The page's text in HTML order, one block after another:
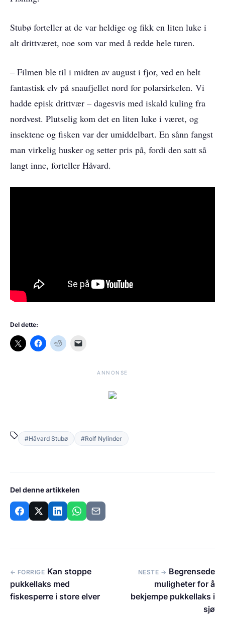
Stubø forteller at de var heldige og fikk en liten luke i
alt drittværet, noe som var med å redde hele turen.
– Filmen ble til i midten av august i fjor, ved en helt
fantastisk elv på snaufjellet nord for polarsirkelen. Vi
hadde episk drittvær – dagesvis med iskald kuling fra
nordvest. Plutselig kom det en liten luke i været, og
insektene og fisken var der umiddelbart. En sånn fangst
man virkelig husker og setter pris på, fordi den satt så
langt inne, forteller Håvard.
Del dette:
ANNONSE
#Håvard Stubø #Rolf Nylinder
Del denne artikkelen
← FORRIGE Kan stoppe
pukkellaks med
fiskesperre i store elver
NESTE → Begrensede
muligheter for å
bekjempe pukkellaks i
sjø